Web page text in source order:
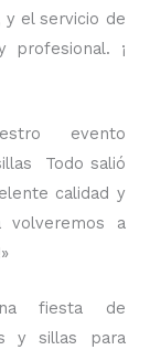
y el servicio de
profesional. ¡
evento
Todo salió
calidad y
volveremos a
fiesta de
y sillas para